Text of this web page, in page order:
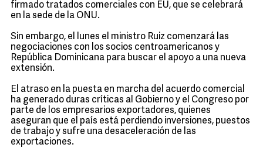
firmado tratados comerciales con EU, que se celebrará
en la sede de la ONU.
Sin embargo, el lunes el ministro Ruiz comenzará las
negociaciones con los socios centroamericanos y
República Dominicana para buscar el apoyo a una nueva
extensión.
El atraso en la puesta en marcha del acuerdo comercial
ha generado duras críticas al Gobierno y el Congreso por
parte de los empresarios exportadores, quienes
aseguran que el país está perdiendo inversiones, puestos
de trabajo y sufre una desaceleración de las
exportaciones.